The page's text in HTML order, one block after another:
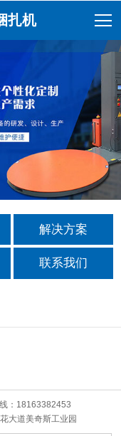
扎机
解决方案
联系我们
：18163382453
大道美奇斯工业园